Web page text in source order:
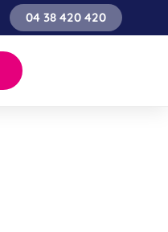
04 38 420 420